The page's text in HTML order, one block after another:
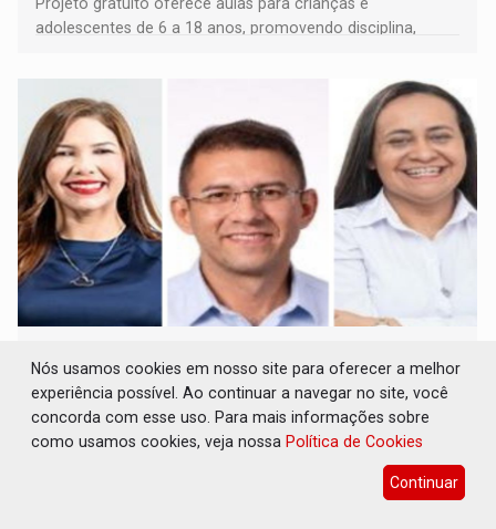
adolescentes de 6 a 18 anos, promovendo disciplina,
patrimônio zero em Rondônia nas eleições
de 2026
Eleições 2026 06 de Agosto de 2026 às 14:45
Eleitoral estão ocupantes de cargos públicos, como a
Nós usamos cookies em nosso site para oferecer a melhor
experiência possível. Ao continuar a navegar no site, você
concorda com esse uso. Para mais informações sobre
como usamos cookies, veja nossa Política de Cookies
Continuar